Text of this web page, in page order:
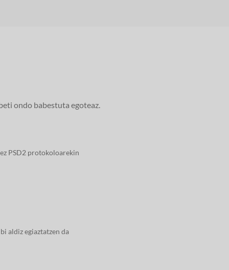
ondo babestuta egoteaz.
PSD2 protokoloarekin
aldiz egiaztatzen da